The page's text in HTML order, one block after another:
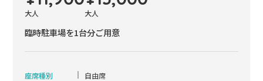
大人 大人
臨時駐車場を1台分ご用意
座席種別
自由席